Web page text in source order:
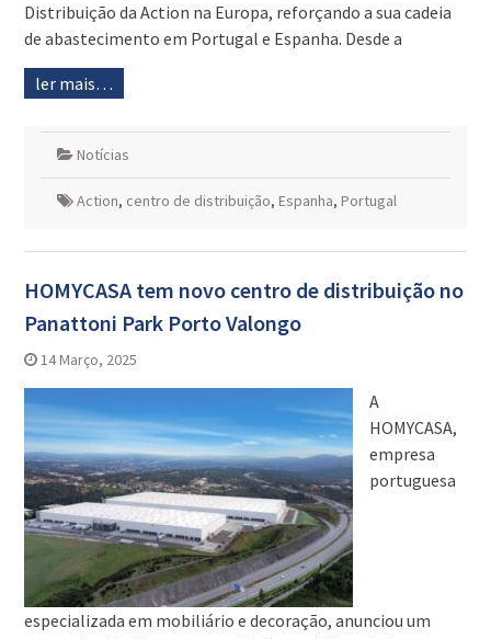
Distribuição da Action na Europa, reforçando a sua cadeia
de abastecimento em Portugal e Espanha. Desde a
ler mais…
Notícias
Action, centro de distribuição, Espanha, Portugal
HOMYCASA tem novo centro de distribuição no
Panattoni Park Porto Valongo
14 Março, 2025
A
HOMYCASA,
empresa
portuguesa
especializada em mobiliário e decoração, anunciou um